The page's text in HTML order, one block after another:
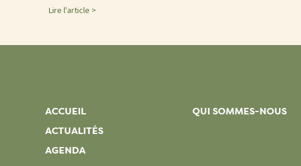
Lire l'article >
ACCUEIL
ACTUALITÉS
AGENDA
QUI SOMMES-NOUS